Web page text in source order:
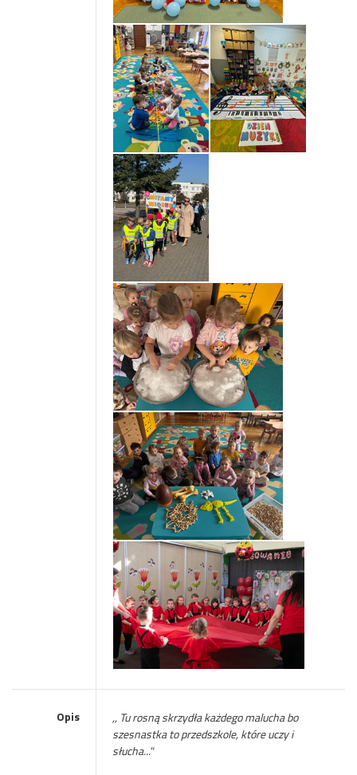
Opis
,, Tu rosną skrzydła każdego malucha bo
szesnastka to przedszkole, które uczy i
słucha..."